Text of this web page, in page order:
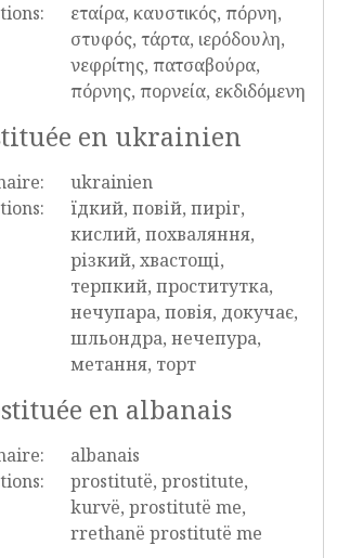
εταίρα, καυστικός, πόρνη,
στυφός, τάρτα, ιερόδουλη,
νεφρίτης, πατσαβούρα,
πόρνης, πορνεία, εκδιδόμενη
en ukrainien
ukrainien
їдкий, повій, пиріг,
кислий, похваляння,
різкий, хвастощі,
терпкий, проститутка,
нечупара, повія, докучає,
шльондра, нечепура,
метання, торт
en albanais
albanais
prostitutë, prostitute,
kurvë, prostitutë me,
rrethanë prostitutë me